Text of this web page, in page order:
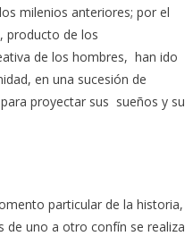
milenios anteriores; por el
producto de los
de los hombres, han ido
en una sucesión de
proyectar sus sueños y su
particular de la historia,
de uno a otro confín se realiza